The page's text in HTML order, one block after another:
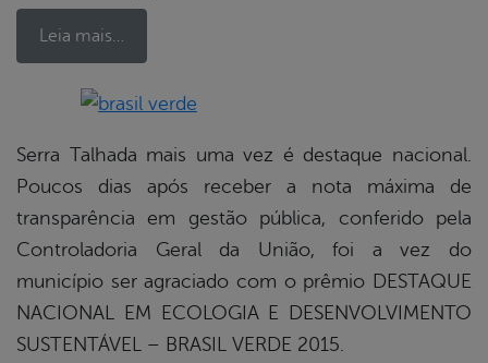
Leia mais…
Serra Talhada mais uma vez é destaque nacional.
Poucos dias após receber a nota máxima de
transparência em gestão pública, conferido pela
Controladoria Geral da União, foi a vez do
município ser agraciado com o prêmio DESTAQUE
NACIONAL EM ECOLOGIA E DESENVOLVIMENTO
SUSTENTÁVEL – BRASIL VERDE 2015.